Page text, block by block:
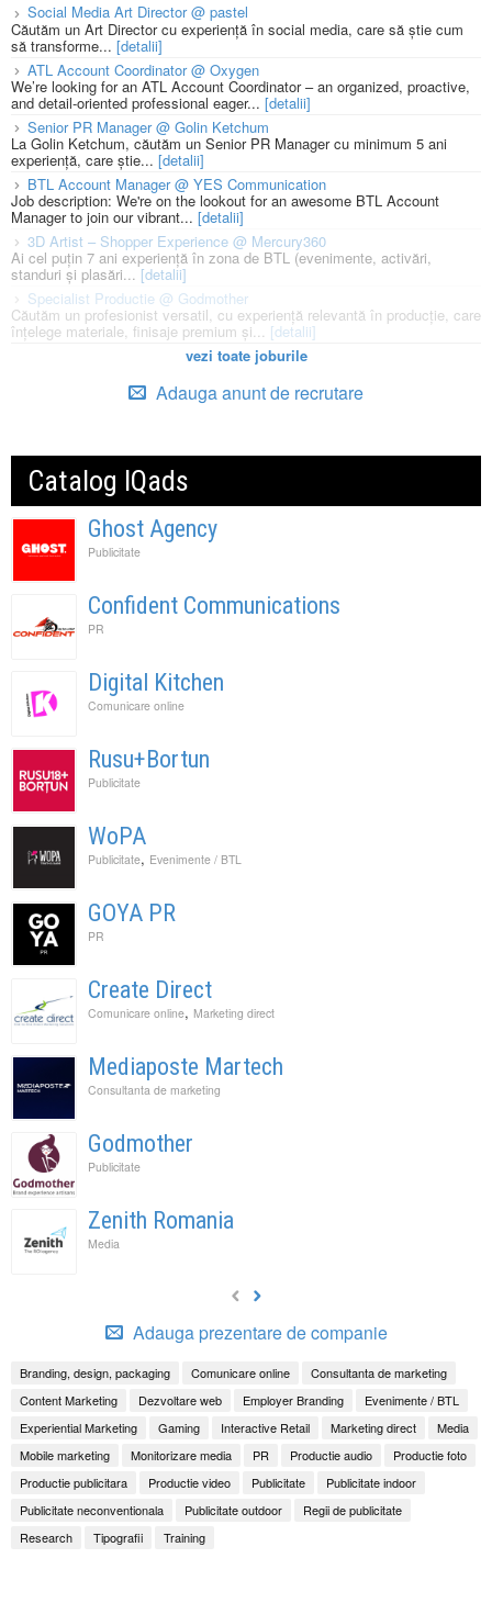
Social Media Art Director @ pastel
Căutăm un Art Director cu experiență în social media, care să știe cum
să transforme... [detalii]
ATL Account Coordinator @ Oxygen
We’re looking for an ATL Account Coordinator – an organized, proactive,
and detail-oriented professional eager... [detalii]
Senior PR Manager @ Golin Ketchum
La Golin Ketchum, căutăm un Senior PR Manager cu minimum 5 ani
experiență, care știe... [detalii]
BTL Account Manager @ YES Communication
Job description: We're on the lookout for an awesome BTL Account
Manager to join our vibrant... [detalii]
3D Artist – Shopper Experience @ Mercury360
Ai cel puțin 7 ani experiență în zona de BTL (evenimente, activări,
standuri și plasări...[detalii]
Specialist Productie @ Godmother
Căutăm un profesionist versatil, cu experiență relevantă în producție, care
înțelege materiale, finisaje premium și... [detalii]
vezi toate joburile
Adauga anunt de recrutare
Catalog IQads
Ghost Agency
Publicitate
Confident Communications
PR
Digital Kitchen
Comunicare online
Rusu+Bortun
Publicitate
WoPA
Publicitate, Evenimente / BTL
GOYA PR
PR
Create Direct
Comunicare online, Marketing direct
Mediaposte Martech
Consultanta de marketing
Godmother
Publicitate
Zenith Romania
Media
Adauga prezentare de companie
Branding, design, packaging Comunicare online
Consultanta de marketing
Content Marketing
Dezvoltare web Employer Branding
Evenimente / BTL
Experiential Marketing
Gaming Interactive Retail Marketing direct
Media
Mobile marketing
Monitorizare media PR Productie audio
Productie foto
Productie publicitara
Productie video Publicitate
Publicitate indoor
Publicitate neconventionala
Publicitate outdoor
Regii de publicitate
Research
Tipografii Training